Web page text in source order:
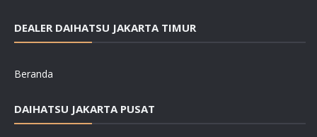
DEALER DAIHATSU JAKARTA TIMUR
Beranda
DAIHATSU JAKARTA PUSAT